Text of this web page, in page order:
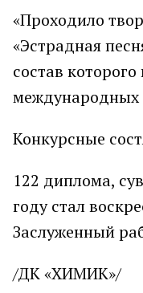
«Проходило
«Эстрадная
состав
международных
Конкурсные
122 диплома,
году стал
Заслуженный
/ДК «ХИМИК»/